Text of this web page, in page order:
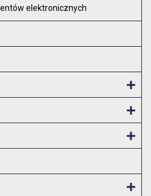
elektronicznych